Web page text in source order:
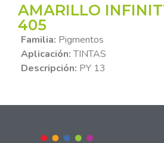
AMARILLO
405
Familia: Pigmentos
Aplicación:TINTAS
Descripción: PY 13